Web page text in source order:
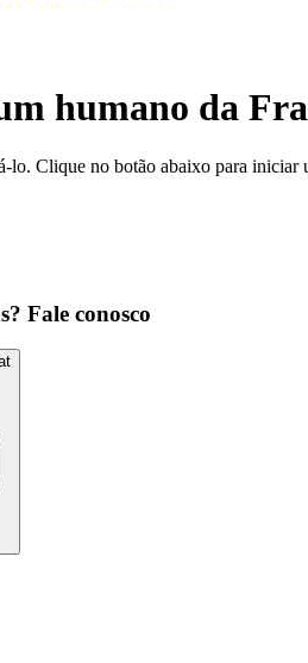
humano da
lo. Clique no botão abaixo para iniciar
Fale conosco